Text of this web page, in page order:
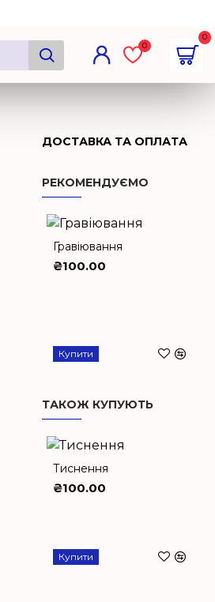
0
0
ДОСТАВКА ТА ОПЛАТА
РЕКОМЕНДУЄМО
Гравіювання
₴100.00
Купити
ТАКОЖ КУПУЮТЬ
Тиснення
₴100.00
Купити